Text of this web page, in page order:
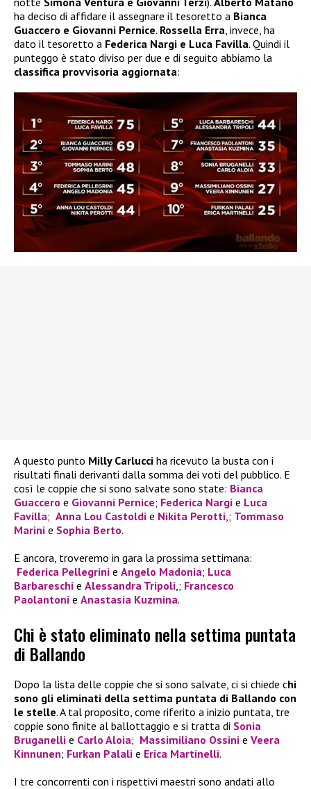
ha deciso di affidare il assegnare il tesoretto a Bianca
Guaccero e Giovanni Pernice. Rossella Erra, invece, ha
dato il tesoretto a Federica Nargi e Luca Favilla. Quindi il
punteggo è stato diviso per due e di seguito abbiamo la
classifica provvisoria aggiornata:
A questo punto Milly Carlucci ha ricevuto la busta con i
risultati finali derivanti dalla somma dei voti del pubblico. E
così le coppie che si sono salvate sono state: Bianca
Guaccero e Giovanni Pernice; Federica Nargi e Luca
Favilla; Anna Lou Castoldi e Nikita Perotti ,; Tommaso
Marini e Sophia Berto.
E ancora, troveremo in gara la prossima settimana:
Federica Pellegrini e Angelo Madonia; Luca
Barbareschi e Alessandra Tripoli ,; Francesco
Paolantoni e Anastasia Kuzmina.
Chi è stato eliminato nella settima puntata
di Ballando
Dopo la lista delle coppie che si sono salvate, ci si chiede chi
sono gli eliminati della settima puntata di Ballando con
le stelle. A tal proposito, come riferito a inizio puntata, tre
coppie sono finite al ballottaggio e si tratta di Sonia
Bruganelli e Carlo Aloia; Massimiliano Ossini e Veera
Kinnunen; Furkan Palali e Erica Martinelli.
I tre concorrenti con i rispettivi maestri sono andati allo